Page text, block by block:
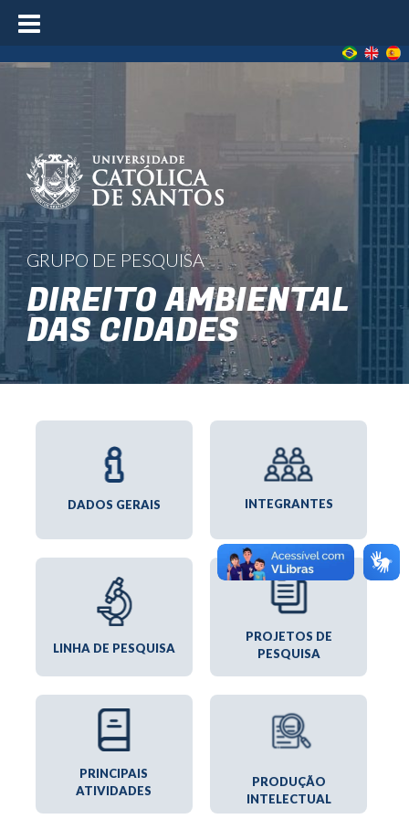
GRUPO DE PESQUISA
DIREITO AMBIENTAL
DAS CIDADES
≡
DADOS GERAIS INTEGRANTES
LINHA DE PESQUISA
PROJETOS DE
PESQUISA
PRINCIPAIS
ATIVIDADES
PRODUÇÃO
INTELECTUAL